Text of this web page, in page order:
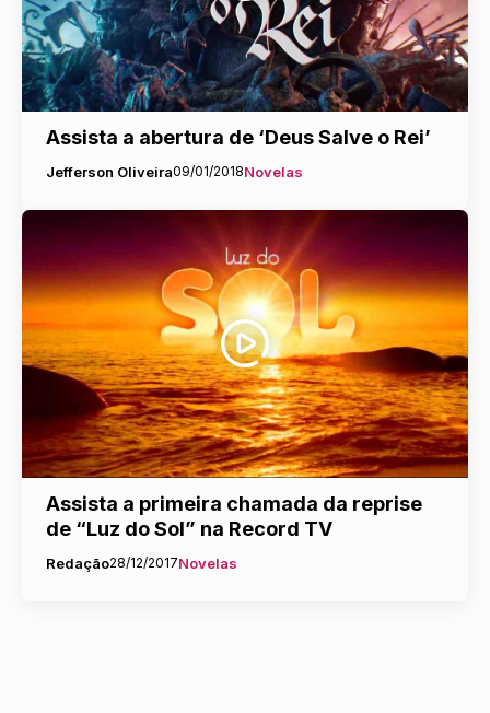
Assista a abertura de ‘Deus Salve o Rei’
Jefferson Oliveira09/01/2018Novelas
Assista a primeira chamada da reprise
de “Luz do Sol” na Record TV
Redação28/12/2017Novelas